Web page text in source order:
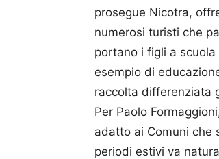
prosegue Nicotra,
numerosi turisti che
portano i figli a
esempio di
raccolta differenziata
Per Paolo
adatto ai Comuni che
periodi estivi va